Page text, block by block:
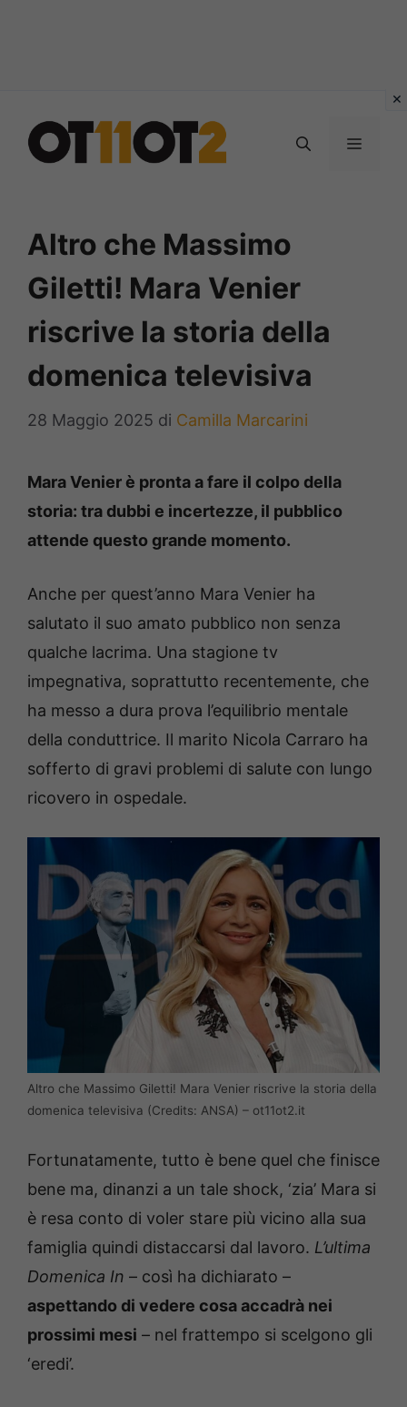
contenuto
MENU
Altro che Massimo
Giletti! Mara Venier
riscrive la storia della
domenica televisiva
28 Maggio 2025 di Camilla Marcarini
Mara Venier è pronta a fare il colpo della
storia: tra dubbi e incertezze, il pubblico
attende questo grande momento.
Anche per quest’anno Mara Venier ha
salutato il suo amato pubblico non senza
qualche lacrima. Una stagione tv
impegnativa, soprattutto recentemente, che
ha messo a dura prova l’equilibrio mentale
della conduttrice. Il marito Nicola Carraro ha
sofferto di gravi problemi di salute con lungo
ricovero in ospedale.
Altro che Massimo Giletti! Mara Venier riscrive la storia della
domenica televisiva (Credits: ANSA) – ot11ot2.it
Fortunatamente, tutto è bene quel che finisce
bene ma, dinanzi a un tale shock, ‘zia’ Mara si
è resa conto di voler stare più vicino alla sua
famiglia quindi distaccarsi dal lavoro. L’ultima
Domenica In – così ha dichiarato –
aspettando di vedere cosa accadrà nei
prossimi mesi – nel frattempo si scelgono gli
‘eredi’.